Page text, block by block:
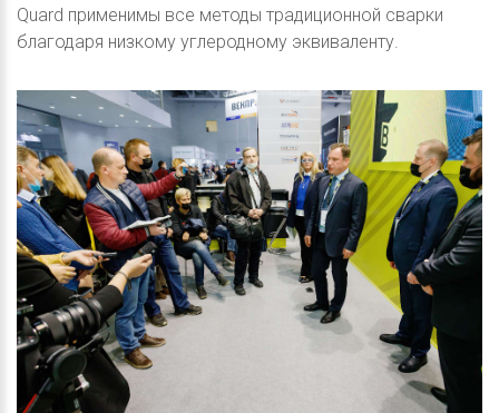
Quard применимы все методы традиционной сварки
благодаря низкому углеродному эквиваленту.